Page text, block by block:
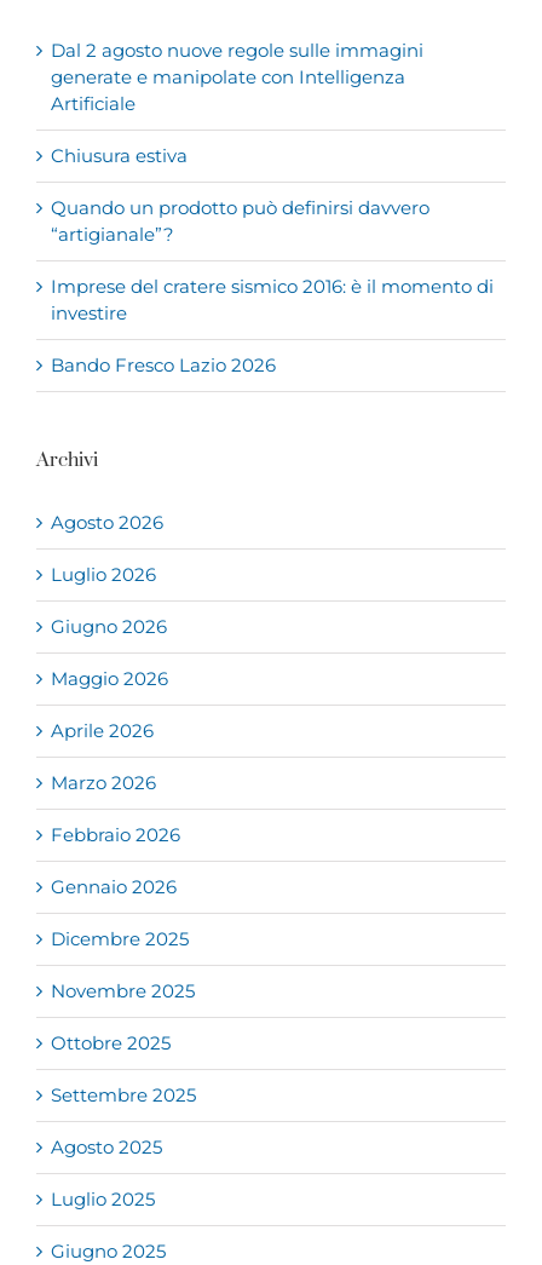
Dal 2 agosto nuove regole sulle immagini
generate e manipolate con Intelligenza
Artificiale
Chiusura estiva
Quando un prodotto può definirsi davvero
“artigianale”?
Imprese del cratere sismico 2016: è il momento di
investire
Bando Fresco Lazio 2026
Archivi
Agosto 2026
Luglio 2026
Giugno 2026
Maggio 2026
Aprile 2026
Marzo 2026
Febbraio 2026
Gennaio 2026
Dicembre 2025
Novembre 2025
Ottobre 2025
Settembre 2025
Agosto 2025
Luglio 2025
Giugno 2025